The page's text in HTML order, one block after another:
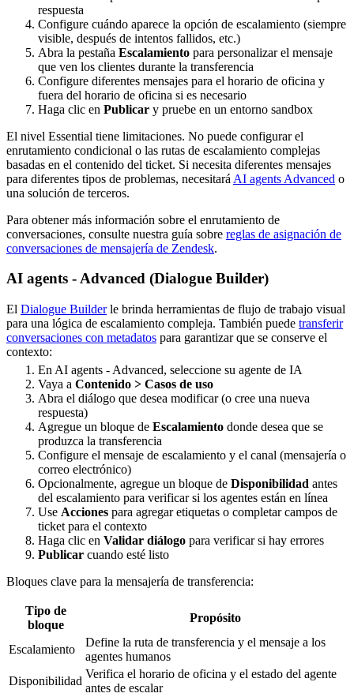
respuesta
Configure cuándo aparece la opción de escalamiento (siempre
visible, después de intentos fallidos, etc.)
Abra la pestaña Escalamiento para personalizar el mensaje
que ven los clientes durante la transferencia
Configure diferentes mensajes para el horario de oficina y
fuera del horario de oficina si es necesario
Haga clic en Publicar y pruebe en un entorno sandbox
El nivel Essential tiene limitaciones. No puede configurar el
enrutamiento condicional o las rutas de escalamiento complejas
basadas en el contenido del ticket. Si necesita diferentes mensajes
para diferentes tipos de problemas, necesitará AI agents Advanced o
una solución de terceros.
Para obtener más información sobre el enrutamiento de
conversaciones, consulte nuestra guía sobre reglas de asignación de
conversaciones de mensajería de Zendesk.
AI agents - Advanced (Dialogue Builder)
El Dialogue Builderle brinda herramientas de flujo de trabajo visual
para una lógica de escalamiento compleja. También puede transferir
conversaciones con metadatos para garantizar que se conserve el
contexto:
En AI agents - Advanced, seleccione su agente de IA
Vaya a Contenido > Casos de uso
Abra el diálogo que desea modificar (o cree una nueva
respuesta)
Agregue un bloque de Escalamiento donde desea que se
produzca la transferencia
Configure el mensaje de escalamiento y el canal (mensajería o
correo electrónico)
Opcionalmente, agregue un bloque de Disponibilidad antes
del escalamiento para verificar si los agentes están en línea
Use Acciones para agregar etiquetas o completar campos de
ticket para el contexto
Haga clic en Validar diálogo para verificar si hay errores
Publicar cuando esté listo
Bloques clave para la mensajería de transferencia:
Tipo de
bloque
Propósito
Escalamiento
Define la ruta de transferencia y el mensaje a los
agentes humanos
Disponibilidad
Verifica el horario de oficina y el estado del agente
antes de escalar